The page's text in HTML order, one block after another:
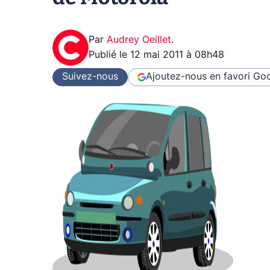
Par Audrey Oeillet.
Publié le 12 mai 2011 à 08h48
Suivez-nous Ajoutez-nous en favori